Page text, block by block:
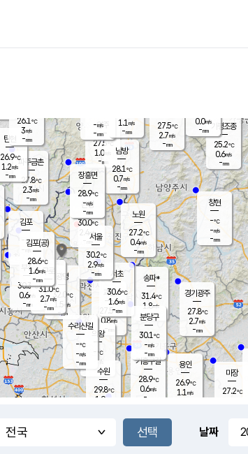
양주
27.5℃
1.0
-mm
과천
27.5℃
0.8m/s
- mm
-mm
용인
26.9℃
1.1 m/s
경기광주
27.8℃
2.7m/s
-mm
파주금촌
27.8℃
2.3m/s
-mm
가평조종
25.2℃
0.6m/s
-mm
27.5℃
2.7m/s
-mm
창현
-℃
-m/s
-mm
탄현
26.9℃
1.2m/s
-mm
0.0m/s
-mm
마장
27.2℃
의왕
- ℃
m/s
mm
김포
- ℃
-m/s
mm
광명
32.0
℃
1.5 m/s
-mm
부천
30.3℃
0.6m/s
-mm
구로
31.0℃
2.7m/s
-mm
은평
30.0℃
2.4 m/s
- mm
노원
27.2℃
0.4m/s
-mm
송파*
31.4℃
1.8m/s
-mm
서초
30.6℃
1.6m/s
-mm
남방
28.1℃
0.7m/s
-mm
기흥구갈
28.9℃
0.6m/s
-
수리산길
-℃
-m/s
-mm
분당구
30.1℃
-m/s
-mm
장흥면
28.9℃
-m/s
-mm
-m/s
-mm
김포(공)
28.6℃
1.6m/s
-mm
수원
29.8℃
1.9m/s
서울
30.2℃
2.9m/s
-mm
26.1℃
3m/s
-mm
1.1 m/s
-mm
날짜